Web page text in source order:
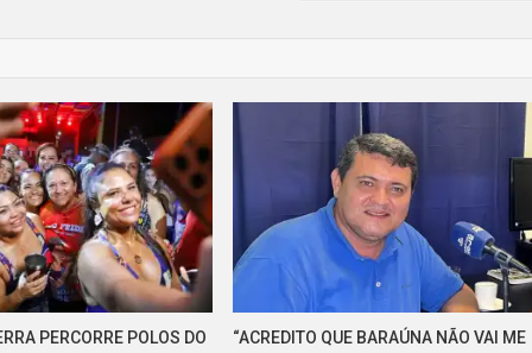
PERCORRE POLOS DO
“ACREDITO QUE BARAÚNA NÃO VAI ME